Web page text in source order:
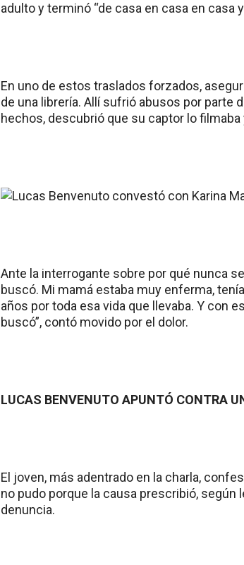
adulto y terminó “de casa en casa en casa
En uno de estos traslados forzados,
de una librería. Allí sufrió abusos por parte
hechos, descubrió que su captor lo filmaba
Ante la interrogante sobre por qué nunca
buscó. Mi mamá estaba muy enferma,
años por toda esa vida que llevaba. Y con
buscó”, contó movido por el dolor.
LUCAS BENVENUTO APUNTÓ CONTRA
El joven, más adentrado en la charla,
no pudo porque la causa prescribió,
denuncia.